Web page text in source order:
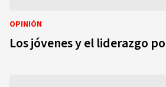
OPINIÓN
Los jóvenes y el liderazgo